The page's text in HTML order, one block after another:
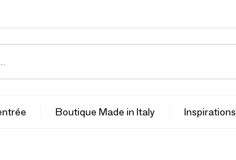
Boutique Made in Italy Inspirations